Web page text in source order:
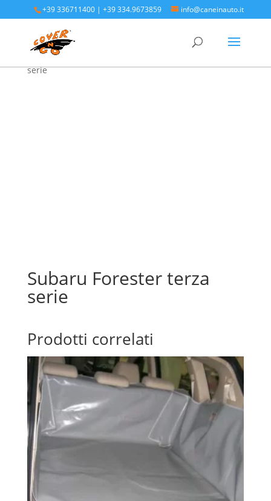
+39 336711400 |+39 334.9673859 info@caneinauto.it
Home/SALVA BAULE - Vasca Telo Copribaule
Auto/SALVA BAULE SUBARU
serie
Subaru Forester terza
serie
Prodotti correlati